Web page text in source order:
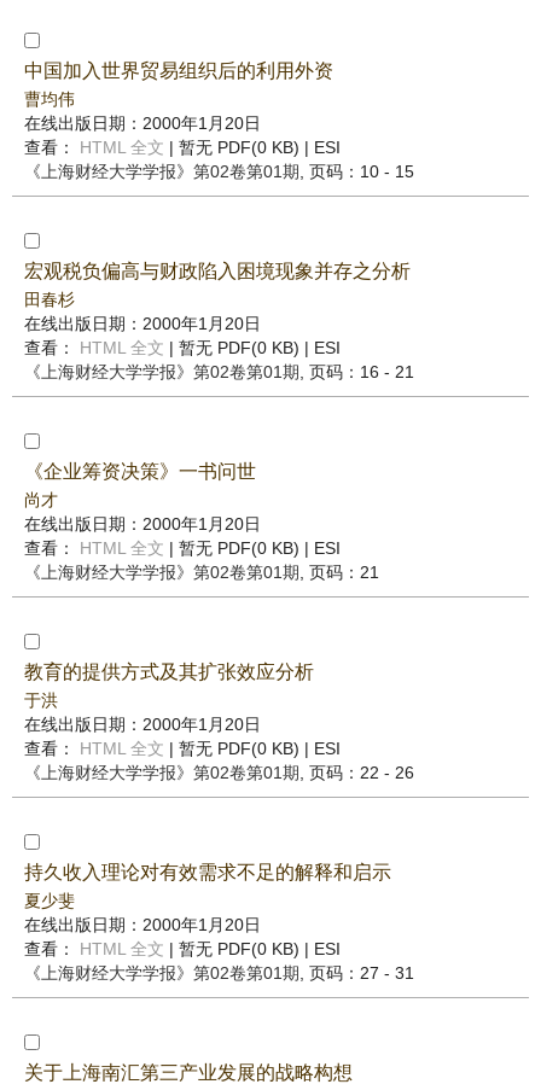
中国加入世界贸易组织后的利用外资
曹均伟
在线出版日期：2000年1月20日
查看： HTML 全文 | 暂无 PDF(0 KB) | ESI
《上海财经大学学报》 第02卷第01期 , 页码：10 - 15
宏观税负偏高与财政陷入困境现象并存之分析
田春杉
在线出版日期：2000年1月20日
查看： HTML 全文 | 暂无 PDF(0 KB) | ESI
《上海财经大学学报》 第02卷第01期 , 页码：16 - 21
《企业筹资决策》一书问世
尚才
在线出版日期：2000年1月20日
查看： HTML 全文 | 暂无 PDF(0 KB) | ESI
《上海财经大学学报》 第02卷第01期 , 页码：21
教育的提供方式及其扩张效应分析
于洪
在线出版日期：2000年1月20日
查看： HTML 全文 | 暂无 PDF(0 KB) | ESI
《上海财经大学学报》 第02卷第01期 , 页码：22 - 26
持久收入理论对有效需求不足的解释和启示
夏少斐
在线出版日期：2000年1月20日
查看： HTML 全文 | 暂无 PDF(0 KB) | ESI
《上海财经大学学报》 第02卷第01期 , 页码：27 - 31
关于上海南汇第三产业发展的战略构想